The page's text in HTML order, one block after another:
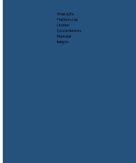
Anasayfa
Hakkımızda
Ürünler
Çözümlerimiz
Markalar
İletişim